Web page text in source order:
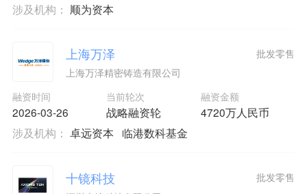
涉及机构： 顺为资本
上海万泽
上海万泽精密铸造有限公司
融资时间
2026-03-26
当前轮次
战略融资轮
融资金额
4720万人民币
批发零售
涉及机构： 卓远资本 临港数科基金
十镜科技 批发零售